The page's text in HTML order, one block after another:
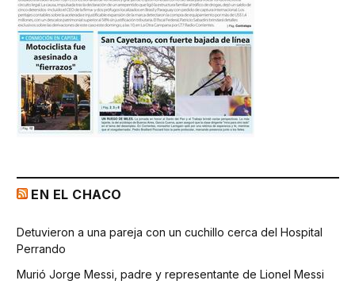
EN EL CHACO
Detuvieron a una pareja con un cuchillo cerca del Hospital
Perrando
Murió Jorge Messi, padre y representante de Lionel Messi